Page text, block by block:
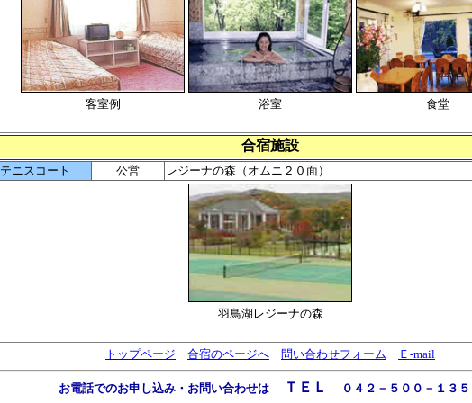
客室例 浴室 食堂
合宿施設
テニスコート 公営 レジーナの森（オムニ２０面）
羽鳥湖レジーナの森
トップページ 合宿のページへ 問い合わせフォーム Ｅ-mail
お電話でのお申し込み・お問い合わせは ＴＥＬ ０４２－５００－１３